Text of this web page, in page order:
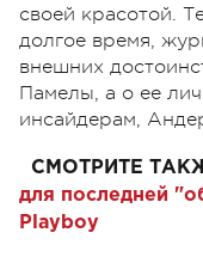
своей красотой.
долгое время,
внешних
Памелы, а о ее
инсайдерам,
СМОТРИТЕ
для последней
Playboy